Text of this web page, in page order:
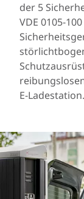
der 5
VDE 0105-
E-Ladestation.